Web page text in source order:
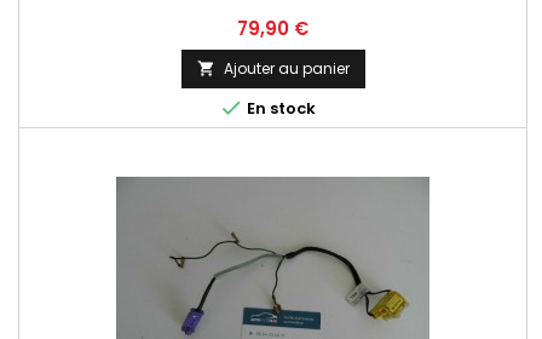
Prix
79,90 €
 Ajouter au panier
 En stock